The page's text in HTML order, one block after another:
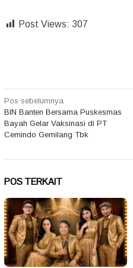
Post Views: 307
Navigasi
pos
Pos sebelumnya
BIN Banten Bersama Puskesmas
Bayah Gelar Vaksinasi di PT
Cemindo Gemilang Tbk
POS TERKAIT